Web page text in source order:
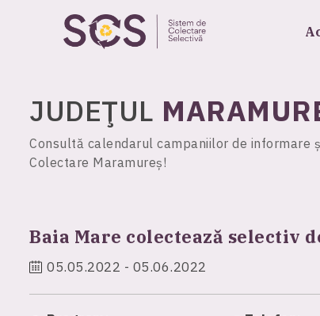
JUDEŢUL
Consultă calendarul campaniilor de informare
Colectare Maramureș!
Baia Mare colectează selectiv
05.05.2022 - 05.06.2022